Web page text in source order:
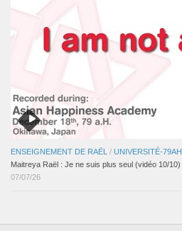
ENSEIGNEMENT DE RAËL / UNIVERSITÉ-79AH
Maitreya Raël : Je ne suis plus seul (vidéo 10/10)
07/07/26